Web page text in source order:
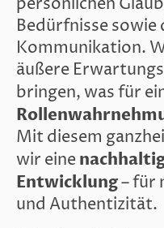
Bedürfnisse sowie
Kommunikation.
äußere
bringen, was für
Mit diesem
wir eine
Entwicklung– für
und Authentizität.